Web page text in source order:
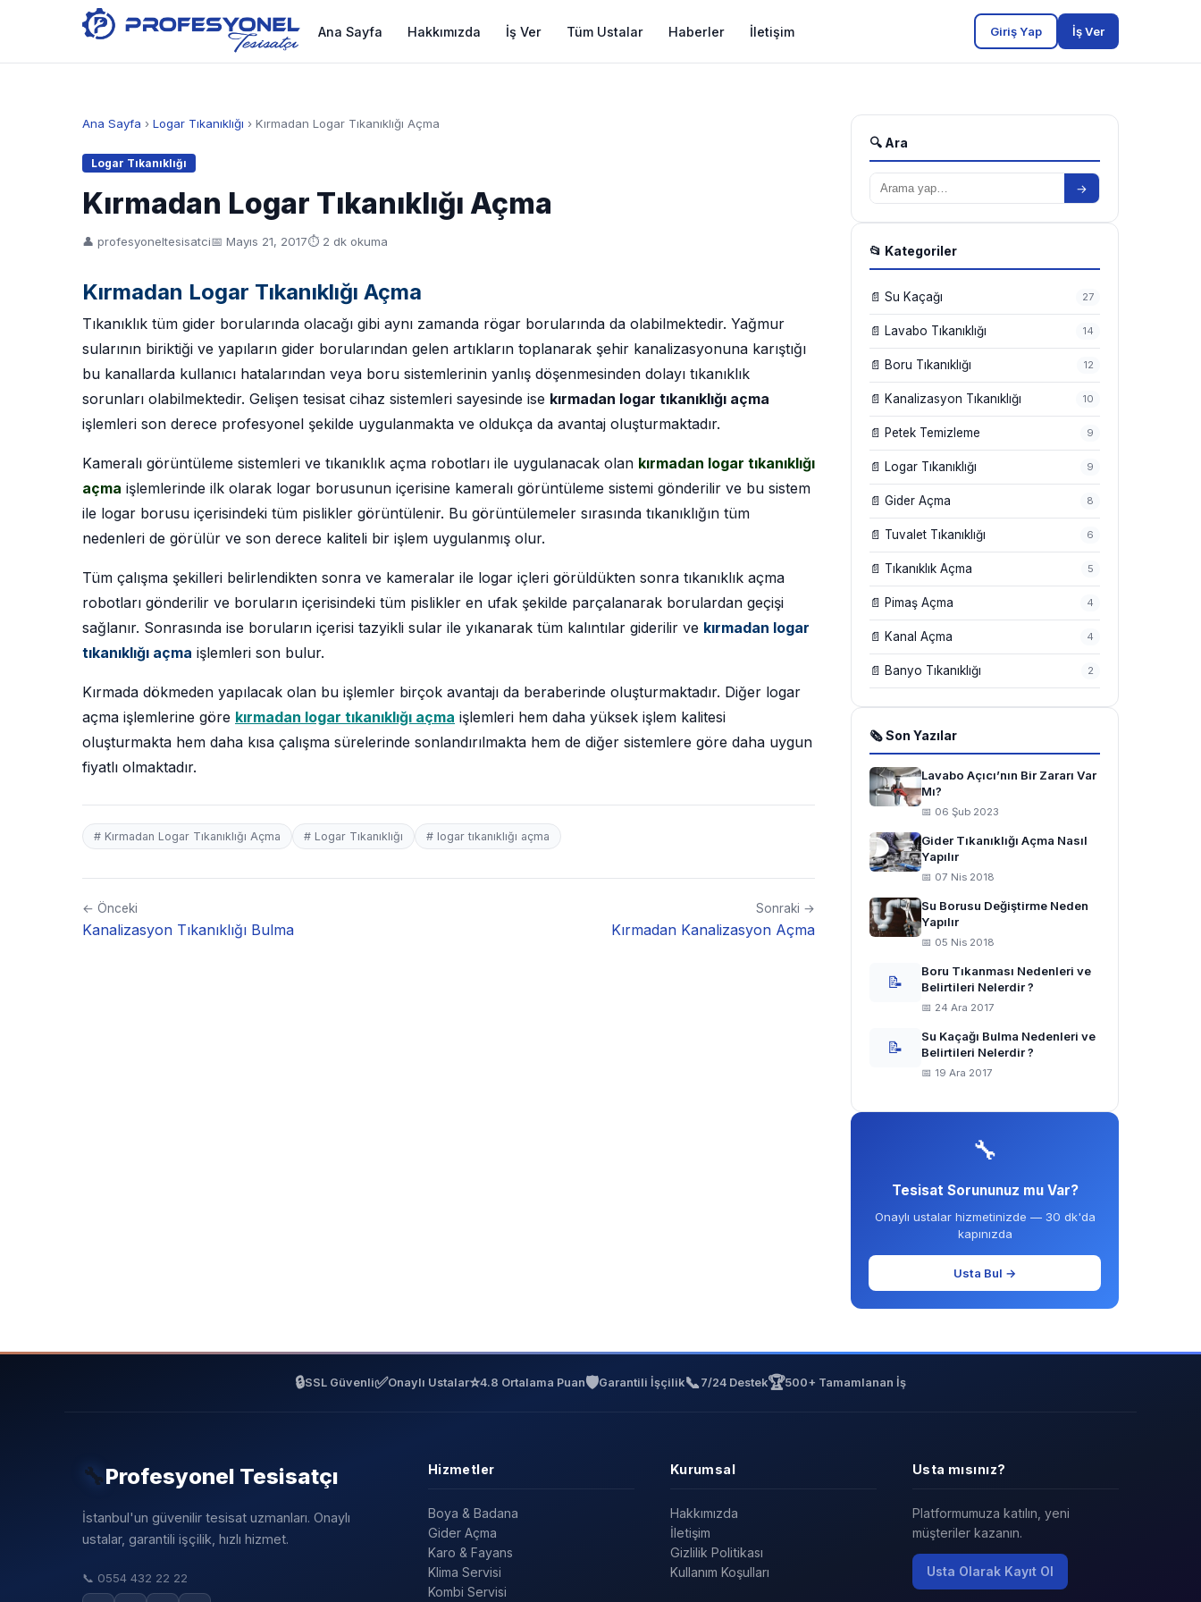
Ana Sayfa Hakkımızda İş Ver Tüm Ustalar Haberler İletişim Giriş Yap İş Ver
Ana Sayfa › Logar Tıkanıklığı › Kırmadan Logar Tıkanıklığı Açma
Logar Tıkanıklığı
Kırmadan Logar Tıkanıklığı Açma
👤 profesyoneltesisatci📅 Mayıs 21, 2017⏱ 2 dk okuma
Kırmadan Logar Tıkanıklığı Açma
Tıkanıklık tüm gider borularında olacağı gibi aynı zamanda rögar borularında da olabilmektedir. Yağmur
sularının biriktiği ve yapıların gider borularından gelen artıkların toplanarak şehir kanalizasyonuna karıştığı
bu kanallarda kullanıcı hatalarından veya boru sistemlerinin yanlış döşenmesinden dolayı tıkanıklık
sorunları olabilmektedir. Gelişen tesisat cihaz sistemleri sayesinde ise kırmadan logar tıkanıklığı açma
işlemleri son derece profesyonel şekilde uygulanmakta ve oldukça da avantaj oluşturmaktadır.
Kameralı görüntüleme sistemleri ve tıkanıklık açma robotları ile uygulanacak olan kırmadan logar tıkanıklığı
açma işlemlerinde ilk olarak logar borusunun içerisine kameralı görüntüleme sistemi gönderilir ve bu sistem
ile logar borusu içerisindeki tüm pislikler görüntülenir. Bu görüntülemeler sırasında tıkanıklığın tüm
nedenleri de görülür ve son derece kaliteli bir işlem uygulanmış olur.
Tüm çalışma şekilleri belirlendikten sonra ve kameralar ile logar içleri görüldükten sonra tıkanıklık açma
robotları gönderilir ve boruların içerisindeki tüm pislikler en ufak şekilde parçalanarak borulardan geçişi
sağlanır. Sonrasında ise boruların içerisi tazyikli sular ile yıkanarak tüm kalıntılar giderilir ve kırmadan logar
tıkanıklığı açma işlemleri son bulur.
Kırmada dökmeden yapılacak olan bu işlemler birçok avantajı da beraberinde oluşturmaktadır. Diğer logar
açma işlemlerine göre kırmadan logar tıkanıklığı açma işlemleri hem daha yüksek işlem kalitesi
oluşturmakta hem daha kısa çalışma sürelerinde sonlandırılmakta hem de diğer sistemlere göre daha uygun
fiyatlı olmaktadır.
# Kırmadan Logar Tıkanıklığı Açma # Logar Tıkanıklığı # logar tıkanıklığı açma
← Önceki
Kanalizasyon Tıkanıklığı Bulma
Sonraki →
Kırmadan Kanalizasyon Açma
🔍 Ara
→
📂 Kategoriler
📄 Su Kaçağı 27
📄 Lavabo Tıkanıklığı 14
📄 Boru Tıkanıklığı 12
📄 Kanalizasyon Tıkanıklığı 10
📄 Petek Temizleme 9
📄 Logar Tıkanıklığı 9
📄 Gider Açma 8
📄 Tuvalet Tıkanıklığı 6
📄 Tıkanıklık Açma 5
📄 Pimaş Açma 4
📄 Kanal Açma 4
📄 Banyo Tıkanıklığı 2
🗞 Son Yazılar
Lavabo Açıcı’nın Bir Zararı Var
Mı?
📅 06 Şub 2023
Gider Tıkanıklığı Açma Nasıl
Yapılır
📅 07 Nis 2018
Su Borusu Değiştirme Neden
Yapılır
📅 05 Nis 2018
📝
Boru Tıkanması Nedenleri ve
Belirtileri Nelerdir ?
📅 24 Ara 2017
📝
Su Kaçağı Bulma Nedenleri ve
Belirtileri Nelerdir ?
📅 19 Ara 2017
🔧
Tesisat Sorununuz mu Var?
Onaylı ustalar hizmetinizde — 30 dk'da
kapınızda
Usta Bul →
🔒SSL Güvenli✅Onaylı Ustalar⭐4.8 Ortalama Puan🛡️Garantili İşçilik📞 7/24 Destek🏆500+ Tamamlanan İş
🔧Profesyonel Tesisatçı
İstanbul'un güvenilir tesisat uzmanları. Onaylı
ustalar, garantili işçilik, hızlı hizmet.
📞 0554 432 22 22
Hizmetler
Boya & Badana
Gider Açma
Karo & Fayans
Klima Servisi
Kombi Servisi
Kurumsal
Hakkımızda
İletişim
Gizlilik Politikası
Kullanım Koşulları
Usta mısınız?
Platformumuza katılın, yeni
müşteriler kazanın.
Usta Olarak Kayıt Ol